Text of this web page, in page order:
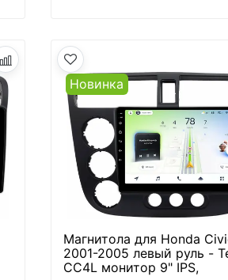
Новинка
Магнитола для Honda
2001-2005 левый руль -
CC4L монитор 9" IPS,